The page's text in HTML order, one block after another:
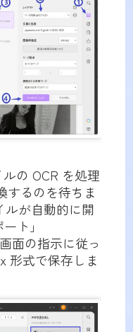
の OCR を処理
するのを待ちま
ルが自動的に開
ト」
面の指示に従っ
形式で保存しま